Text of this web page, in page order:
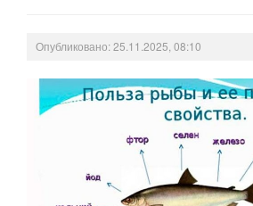
Опубликовано: 25.11.2025, 08:10